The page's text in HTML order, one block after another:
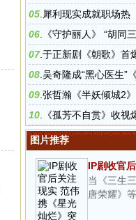
蜜来袭
05 犀利现实成就职场热
信爱情》收官
06
《守护丽人》 “胡同
小璐强调活在当下
07.于正新剧《朝歌》首
巨制亮相
08 吴奇隆成“黑心医生”
看点不断
09 张哲瀚《半妖倾城2
爱看书
10
《孤芳不自赏》收视
真实的评价
图片推荐
IP剧收官
《星光灿
当《三生
唐荣耀》